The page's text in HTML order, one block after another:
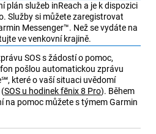
plán služeb inReach a je k dispozici
. Služby si můžete zaregistrovat
Messenger™. Než se vydáte na
ve venkovní krajině.
SOS s žádostí o pomoc,
pošlou automatickou zprávu
které o vaší situaci uvědomí
(SOS u hodinekfēnix 8 Pro). Během
na pomoc můžete s týmem Garmin